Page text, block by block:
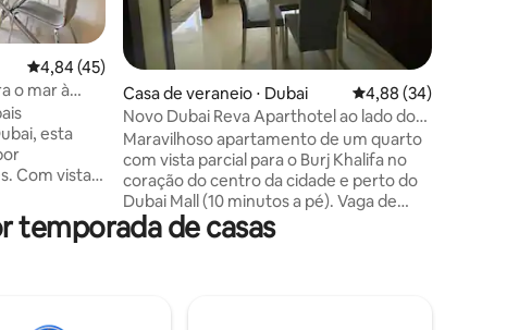
4,84 de uma avaliação média de 5, 45 avaliações
4,84 (45)
o mar à
esta
Com vistas
minutos
Walk e ao
de
Casa de veraneio ⋅ Dubai 4,88 de uma
4,88 (34)
Novo Dubai Reva Aparthotel ao lado do
Burj Khalifa
Maravilhoso apartamento de um quarto
com vista parcial para o Burj Khalifa no
coração do centro da cidade e perto do
Dubai Mall (10 minutos a pé). Vaga de
estacionamento gratuito (B-86). O
apartamento é composto: - um quarto
temporada de casas